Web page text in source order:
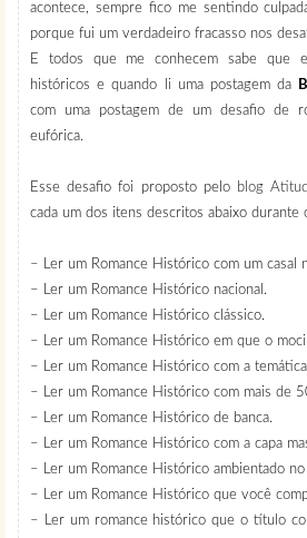
acontece, sempre fico me sentindo
porque fui um verdadeiro fracasso nos
E todos que me conhecem sabe que
históricos e quando li uma postagem da
com uma postagem de um desafio de
eufórica.
Esse desafio foi proposto pelo blog
cada um dos itens descritos abaixo durante
– Ler um Romance Histórico com um casal
– Ler um Romance Histórico nacional.
– Ler um Romance Histórico clássico.
– Ler um Romance Histórico em que o
– Ler um Romance Histórico com a
– Ler um Romance Histórico com mais de
– Ler um Romance Histórico de banca.
– Ler um Romance Histórico com a capa
– Ler um Romance Histórico ambientado
– Ler um Romance Histórico que você
– Ler um romance histórico que o título